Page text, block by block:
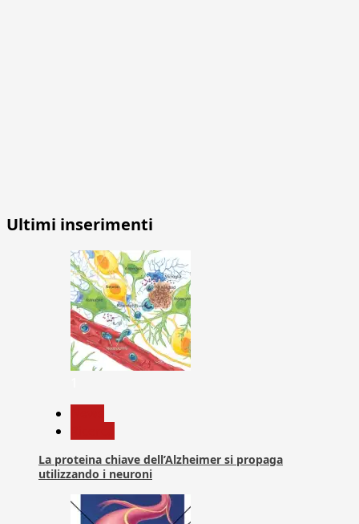
Ultimi inserimenti
La proteina chiave dell’Alzheimer si propaga
utilizzando i neuroni